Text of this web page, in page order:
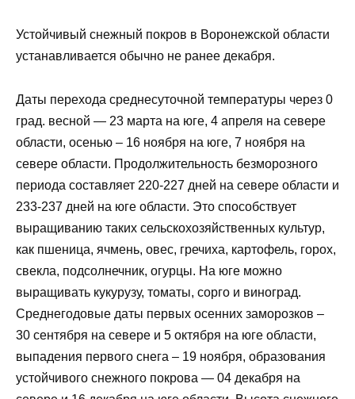
Устойчивый снежный покров в Воронежской области
устанавливается обычно не ранее декабря.
Даты перехода среднесуточной температуры через 0
град. весной — 23 марта на юге, 4 апреля на севере
области, осенью – 16 ноября на юге, 7 ноября на
севере области. Продолжительность безморозного
периода составляет 220-227 дней на севере области и
233-237 дней на юге области. Это способствует
выращиванию таких сельскохозяйственных культур,
как пшеница, ячмень, овес, гречиха, картофель, горох,
свекла, подсолнечник, огурцы. На юге можно
выращивать кукурузу, томаты, сорго и виноград.
Среднегодовые даты первых осенних заморозков –
30 сентября на севере и 5 октября на юге области,
выпадения первого снега – 19 ноября, образования
устойчивого снежного покрова — 04 декабря на